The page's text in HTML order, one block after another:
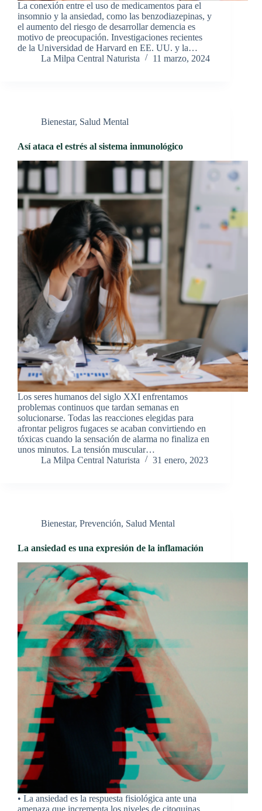
La conexión entre el uso de medicamentos para el
insomnio y la ansiedad, como las benzodiazepinas, y
el aumento del riesgo de desarrollar demencia es
motivo de preocupación. Investigaciones recientes
de la Universidad de Harvard en EE. UU. y la…
La Milpa Central Naturista
11 marzo, 2024
Bienestar, Salud Mental
Así ataca el estrés al sistema inmunológico
Los seres humanos del siglo XXI enfrentamos
problemas continuos que tardan semanas en
solucionarse. Todas las reacciones elegidas para
afrontar peligros fugaces se acaban convirtiendo en
tóxicas cuando la sensación de alarma no finaliza en
unos minutos. La tensión muscular…
La Milpa Central Naturista
31 enero, 2023
Bienestar, Prevención, Salud Mental
La ansiedad es una expresión de la inflamación
• La ansiedad es la respuesta fisiológica ante una
amenaza que incrementa los niveles de citoquinas